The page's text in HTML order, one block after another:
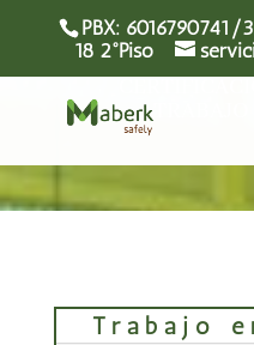
PBX:
18 2°Piso
Trabajo